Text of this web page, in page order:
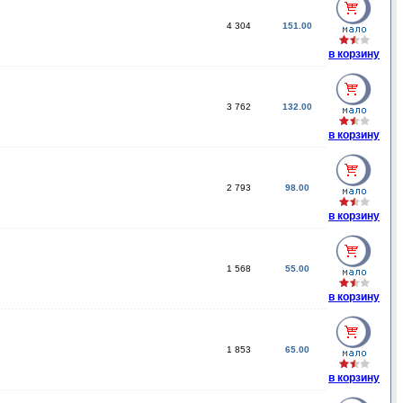
4 304 151.00
в корзину
3 762 132.00
в корзину
2 793 98.00
в корзину
1 568 55.00
в корзину
1 853 65.00
в корзину